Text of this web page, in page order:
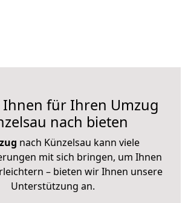
Ihnen für Ihren Umzug
nach bieten
nach Künzelsau kann viele
mit sich bringen, um Ihnen
– bieten wir Ihnen unsere
Unterstützung an.